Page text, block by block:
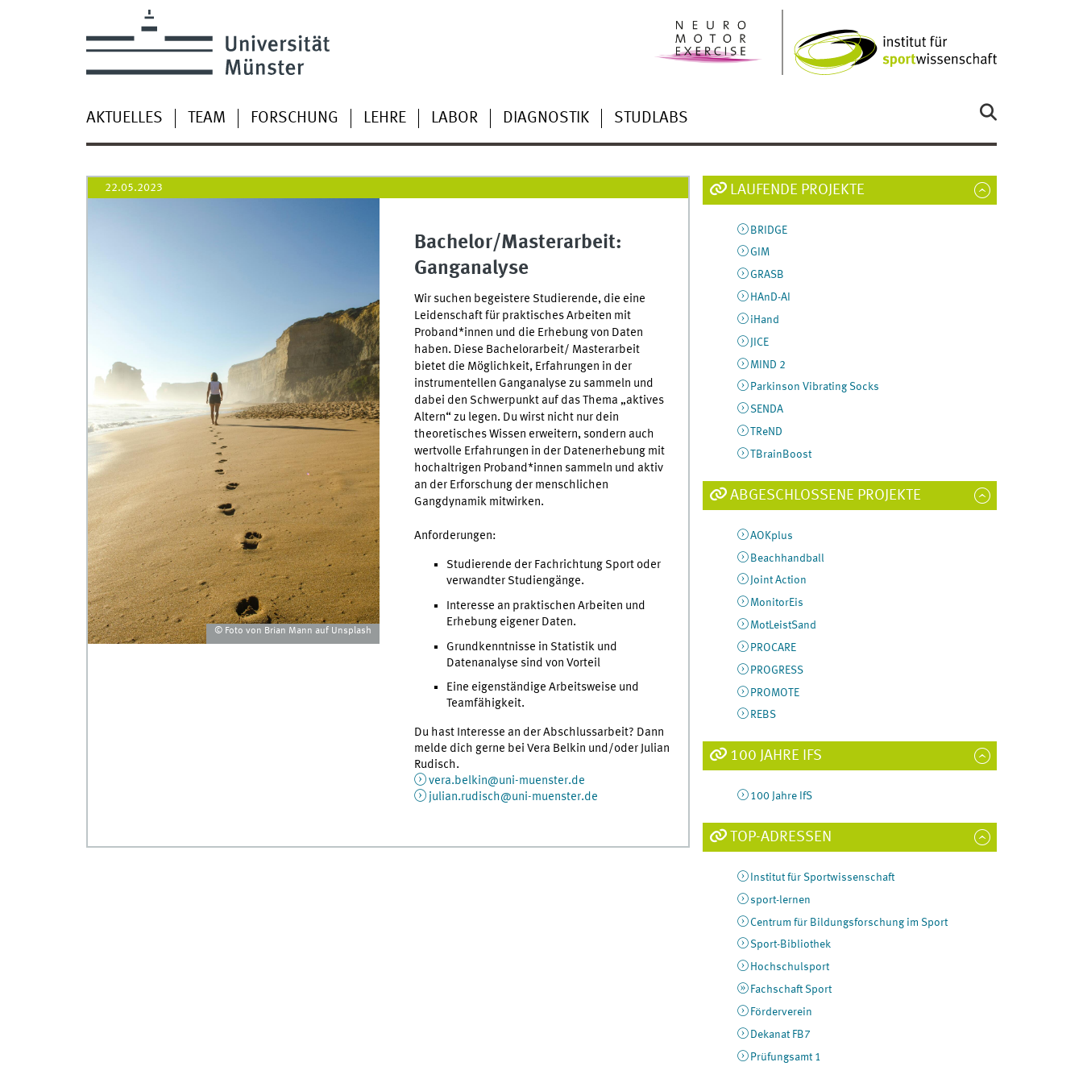
AKTUELLES TEAM FORSCHUNG LEHRE LABOR DIAGNOSTIK STUDLABS
22.05.2023
© Foto von Brian Mann auf Unsplash
Bachelor/Masterarbeit:
Ganganalyse
Wir suchen begeistere Studierende, die eine
Leidenschaft für praktisches Arbeiten mit
Proband*innen und die Erhebung von Daten
haben. Diese Bachelorarbeit/ Masterarbeit
bietet die Möglichkeit, Erfahrungen in der
instrumentellen Ganganalyse zu sammeln und
dabei den Schwerpunkt auf das Thema „aktives
Altern“ zu legen. Du wirst nicht nur dein
theoretisches Wissen erweitern, sondern auch
wertvolle Erfahrungen in der Datenerhebung mit
hochaltrigen Proband*innen sammeln und aktiv
an der Erforschung der menschlichen
Gangdynamik mitwirken.
Anforderungen:
Studierende der Fachrichtung Sport oder
verwandter Studiengänge.
Interesse an praktischen Arbeiten und
Erhebung eigener Daten.
Grundkenntnisse in Statistik und
Datenanalyse sind von Vorteil
Eine eigenständige Arbeitsweise und
Teamfähigkeit.
Du hast Interesse an der Abschlussarbeit? Dann
melde dich gerne bei Vera Belkin und/oder Julian
Rudisch.
vera.belkin@uni-muenster.de
julian.rudisch@uni-muenster.de
LAUFENDE PROJEKTE
BRIDGE
GIM
GRASB
HAnD-AI
iHand
JICE
MIND 2
Parkinson Vibrating Socks
SENDA
TReND
TBrainBoost
ABGESCHLOSSENE PROJEKTE
AOKplus
Beachhandball
Joint Action
MonitorEis
MotLeistSand
PROCARE
PROGRESS
PROMOTE
REBS
100 JAHRE IFS
100 Jahre IfS
TOP-ADRESSEN
Institut für Sportwissenschaft
sport-lernen
Centrum für Bildungsforschung im Sport
Sport-Bibliothek
Hochschulsport
Fachschaft Sport
Förderverein
Dekanat FB7
Prüfungsamt 1